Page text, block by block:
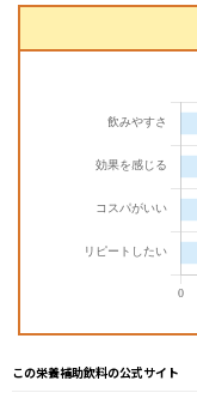
この栄養補助飲料の公式サイト